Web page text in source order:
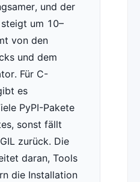
und der
um 10–
von den
und dem
Für C-
es
PyPI-Pakete
sonst fällt
zurück. Die
daran, Tools
die Installation